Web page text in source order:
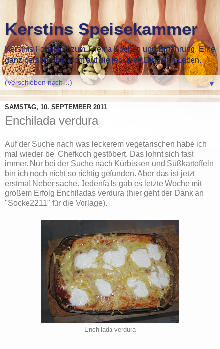
Kerstins Speisekammer
Kerstins Foodblog zum Thema Kochen und Ernährung. Eine
ganz persönliche Sicht auf die leckeren Dinge im Leben.
▼
SAMSTAG, 10. SEPTEMBER 2011
Enchilada verdura
Auf der Suche nach was leckerem vegetarischen habe ich
mal wieder bei Chefkoch gestöbert. Das lohnt sich fast
immer. Nur bei der Suche nach Kürbissen und Süßkartoffeln
bin ich noch nicht so richtig gefunden. Aber das ist jetzt
erstmal Nebensache. Jedenfalls gab es letzte Woche mit
großem Erfolg Enchiladas verdura (hier geht der Dank an
"Socke2211" für die Vorlage).
Enchilada verdura